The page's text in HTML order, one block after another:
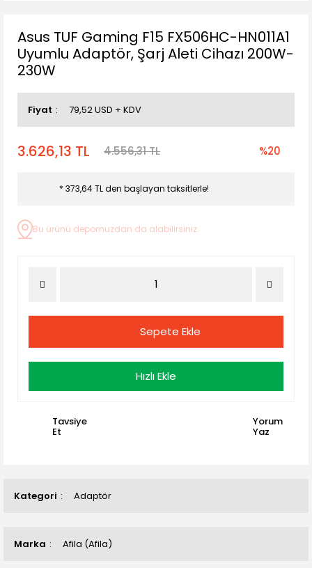
Kategori Adaptör
Marka Afila (Afila)
Asus TUF Gaming F15 FX506HC-HN011A1
Uyumlu Adaptör, Şarj Aleti Cihazı 200W-
230W
Fiyat 79,52 USD + KDV
3.626,13 TL 4.556,31 TL %20
* 373,64 TL den başlayan taksitlerle!
Bu ürünü depomuzdan da alabilirsiniz.
Sepete Ekle
Hızlı Ekle
Tavsiye
Et
Yorum
Yaz